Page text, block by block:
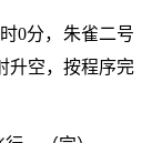
0分，朱雀二号
升空，按程序完